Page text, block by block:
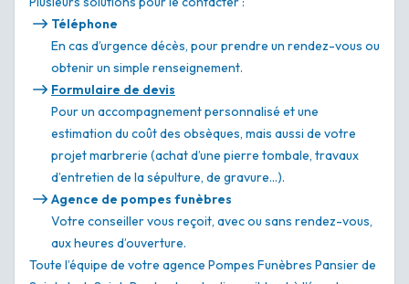
Téléphone
En cas d’urgence décès, pour prendre un rendez-vous ou
obtenir un simple renseignement.
Formulaire de devis
Pour un accompagnement personnalisé et une
estimation du coût des obsèques, mais aussi de votre
projet marbrerie (achat d’une pierre tombale, travaux
d’entretien de la sépulture, de gravure…).
Agence de pompes funèbres
Votre conseiller vous reçoit, avec ou sans rendez-vous,
aux heures d’ouverture.
Toute l’équipe de votre agence Pompes Funèbres Pansier de